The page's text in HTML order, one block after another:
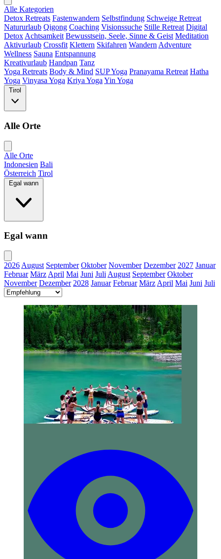
Alle Kategorien
Detox Retreats Fastenwandern Selbstfindung Schweige Retreat
Natururlaub Qigong Coaching Visionssuche Stille Retreat Digital
Detox Achtsamkeit Bewusstsein, Seele, Sinne & Geist Meditation
Aktivurlaub Crossfit Klettern Skifahren Wandern Adventure
Wellness Sauna Entspannung
Kreativurlaub Handpan Tanz
Yoga Retreats Body & Mind SUP Yoga Pranayama Retreat Hatha
Yoga Vinyasa Yoga Kriya Yoga Yin Yoga
Tirol
Alle Orte
Alle Orte
Indonesien Bali
Österreich Tirol
Egal wann
Egal wann
2026 August September Oktober November Dezember 2027 Januar
Februar März April Mai Juni Juli August September Oktober
November Dezember 2028 Januar Februar März April Mai Juni Juli